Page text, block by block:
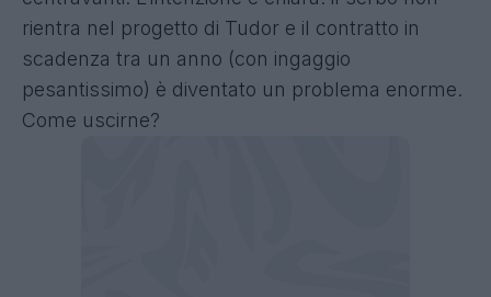
rientra nel progetto di Tudor e il contratto in
scadenza tra un anno (con ingaggio
pesantissimo) è diventato un problema enorme.
Come uscirne?